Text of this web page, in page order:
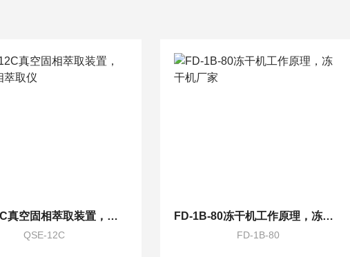
QSE-12C真空固相萃取装置，手动固相萃取仪
QSE-12C
FD-1B-80冻干机工作原理，冻干机厂家
FD-1B-80